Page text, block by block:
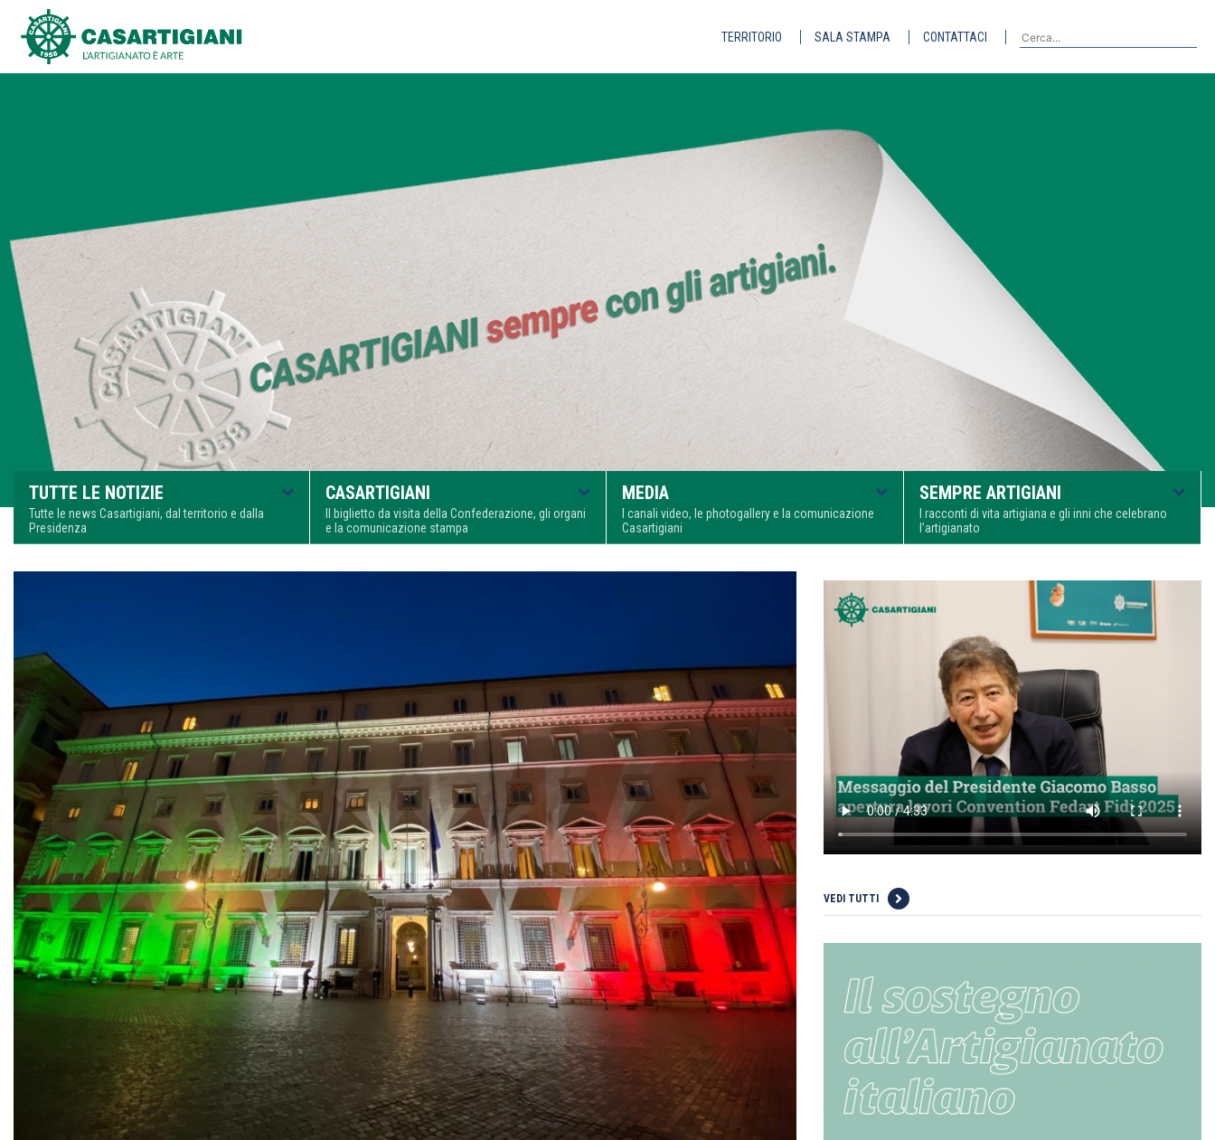
TERRITORIO SALA STAMPA CONTATTACI
TUTTE LE NOTIZIE
Tutte le news Casartigiani, dal territorio e dalla
Presidenza
CASARTIGIANI
Il biglietto da visita della Confederazione, gli organi
e la comunicazione stampa
MEDIA
I canali video, le photogallery e la comunicazione
Casartigiani
SEMPRE ARTIGIANI
I racconti di vita artigiana e gli inni che celebrano
l’artigianato
VEDI TUTTI